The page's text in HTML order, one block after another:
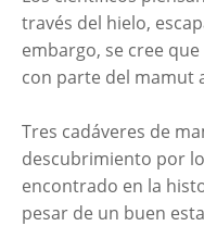
través del hielo,
embargo, se cree
con parte del mamut
Tres cadáveres de
descubrimiento por
encontrado en la
pesar de un buen